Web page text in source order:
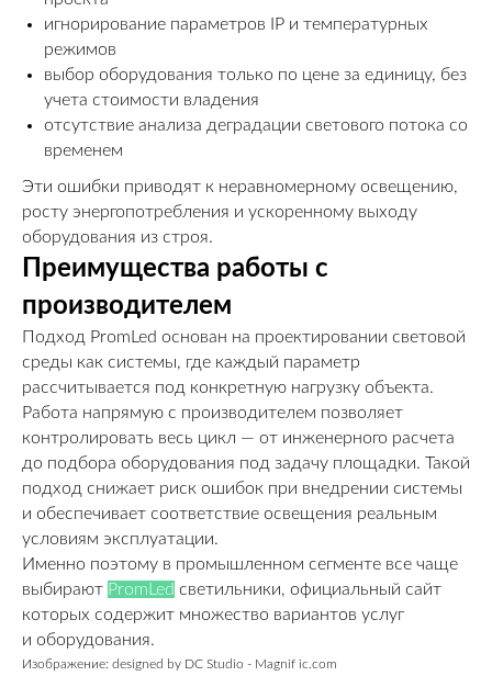
игнорирование параметров IP и температурных
режимов
выбор оборудования только по цене за единицу, без
учета стоимости владения
отсутствие анализа деградации светового потока со
временем
Эти ошибки приводят к неравномерному освещению,
росту энергопотребления и ускоренному выходу
оборудования из строя.
Преимущества работы с
производителем
Подход PromLed основан на проектировании световой
среды как системы, где каждый параметр
рассчитывается под конкретную нагрузку объекта.
Работа напрямую с производителем позволяет
контролировать весь цикл — от инженерного расчета
до подбора оборудования под задачу площадки. Такой
подход снижает риск ошибок при внедрении системы
и обеспечивает соответствие освещения реальным
условиям эксплуатации.
Именно поэтому в промышленном сегменте все чаще
выбирают PromLed светильники, официальный сайт
которых содержит множество вариантов услуг
и оборудования.
Изображение: designed by DC Studio - Magnif ic.com